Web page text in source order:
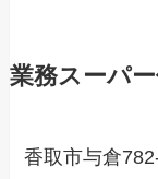
業務スーパ
香取市与倉